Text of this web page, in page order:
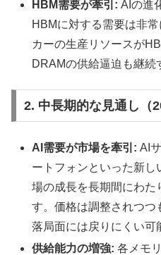
HBM需要が牽引: AIの進
HBMに対する需要は非
カーの生産リソースが
DRAMの供給逼迫も継続
2. 中長期的な見通し（
AI需要が市場を牽引: AI
ートフォンといった新
場の成長を長期間にわた
す。価格は調整されつつ
落局面には戻りにくい可
供給能力の増強: 各メモ